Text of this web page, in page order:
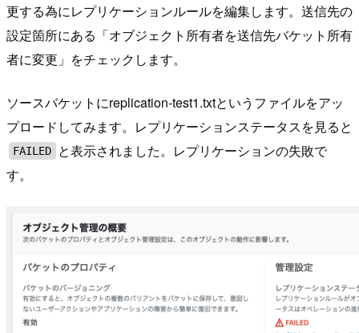
更する為にレプリケーションルールを編集します。送信先の
設定箇所にある「オブジェクト所有者を送信先バケット所有
者に変更」をチェックします。
ソースバケットにreplication-test1.txtというファイルをアッ
プロードしてみます。レプリケーションステータスを見ると
FAILED
と表示されました。レプリケーションの失敗で
す。